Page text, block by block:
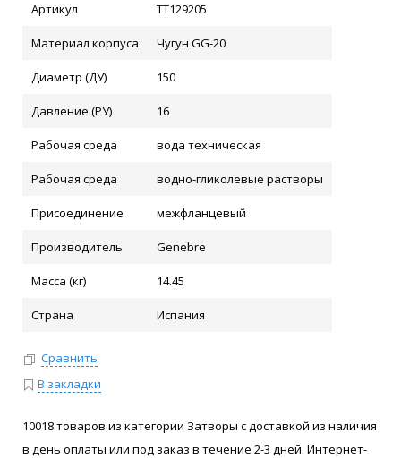
Артикул ТТ129205
Материал корпуса Чугун GG-20
Диаметр (ДУ) 150
Давление (РУ) 16
Рабочая среда вода техническая
Рабочая среда водно-гликолевые растворы
Присоединение межфланцевый
Производитель Genebre
Масса (кг) 14.45
Страна Испания
Сравнить
В закладки
10018 товаров из категории Затворы с доставкой из наличия
в день оплаты или под заказ в течение 2-3 дней. Интернет-